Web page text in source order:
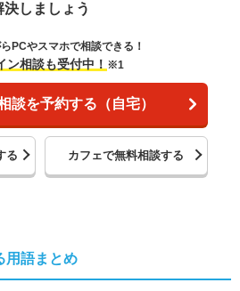
決しましょう
PCやスマホで相談できる！
ン相談も受付中！ ※1
談を予約する（自宅）
る カフェで無料相談する
用語まとめ